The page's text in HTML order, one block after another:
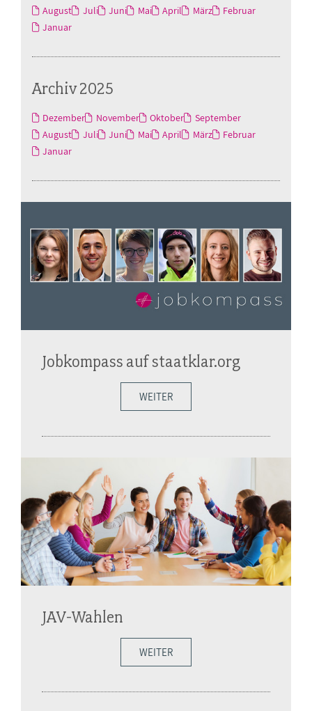
August Juli Juni Mai April März
Februar
Januar
Archiv 2025
Dezember November Oktober
September
August
Juli Juni Mai April März
Februar
Januar
Jobkompass auf staatklar.org
WEITER
JAV-Wahlen
WEITER